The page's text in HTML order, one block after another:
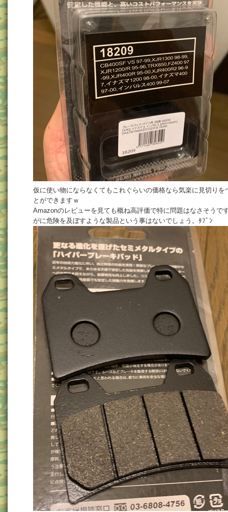
仮に使い物にならなくてもこれぐらいの価格なら気楽に見切りを
とができますｗ
Amazonのレビューを見ても概ね高評価で特に問題はなさそうで
がに危険を及ぼすような製品という事はないでしょう。ﾀﾌﾞﾝ